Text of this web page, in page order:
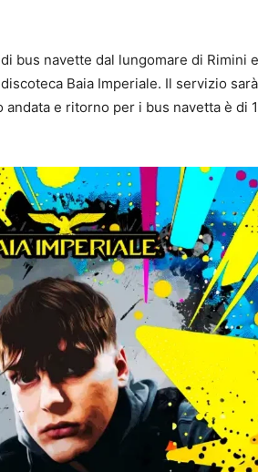
bus navette dal lungomare di Rimini
Baia Imperiale. Il servizio
e ritorno per i bus navetta è di